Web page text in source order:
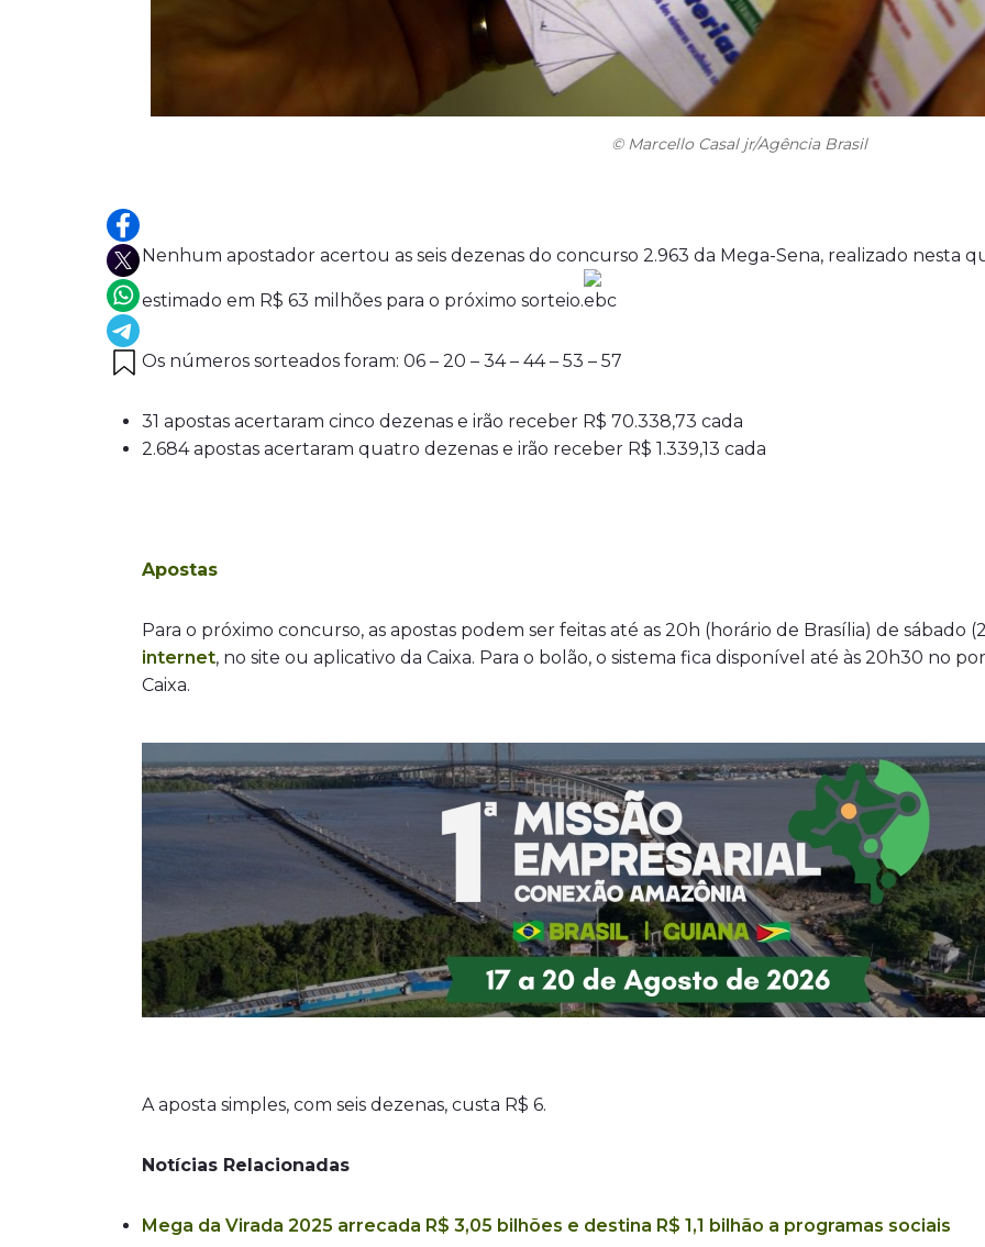
© Marcello Casal jr/Agência Brasil
Nenhum apostador acertou as seis dezenas do concurso 2.963 da Mega-Sena, realizado nesta
estimado em R$ 63 milhões para o próximo sorteio.
Os números sorteados foram: 06 – 20 – 34 – 44 – 53 – 57
31 apostas acertaram cinco dezenas e irão receber R$ 70.338,73 cada
2.684 apostas acertaram quatro dezenas e irão receber R$ 1.339,13 cada
Apostas
Para o próximo concurso, as apostas podem ser feitas até as 20h (horário de Brasília) de
internet, no site ou aplicativo da Caixa. Para o bolão, o sistema fica disponível até às 20h30 no
Caixa.
A aposta simples, com seis dezenas, custa R$ 6.
Notícias Relacionadas
Mega da Virada 2025 arrecada R$ 3,05 bilhões e destina R$ 1,1 bilhão a programas sociais